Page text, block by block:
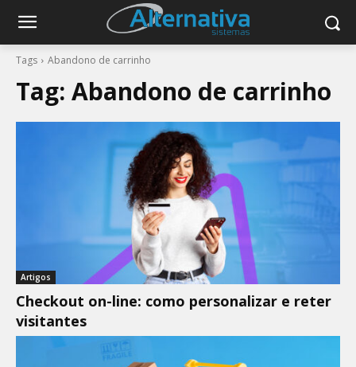
Tags Abandono de carrinho
Tag: Abandono de carrinho
Artigos
Checkout on-line: como personalizar e reter
visitantes